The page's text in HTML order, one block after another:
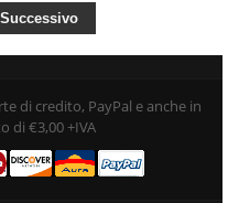
Successivo
di credito, PayPal e anche in
di €3,00 +IVA